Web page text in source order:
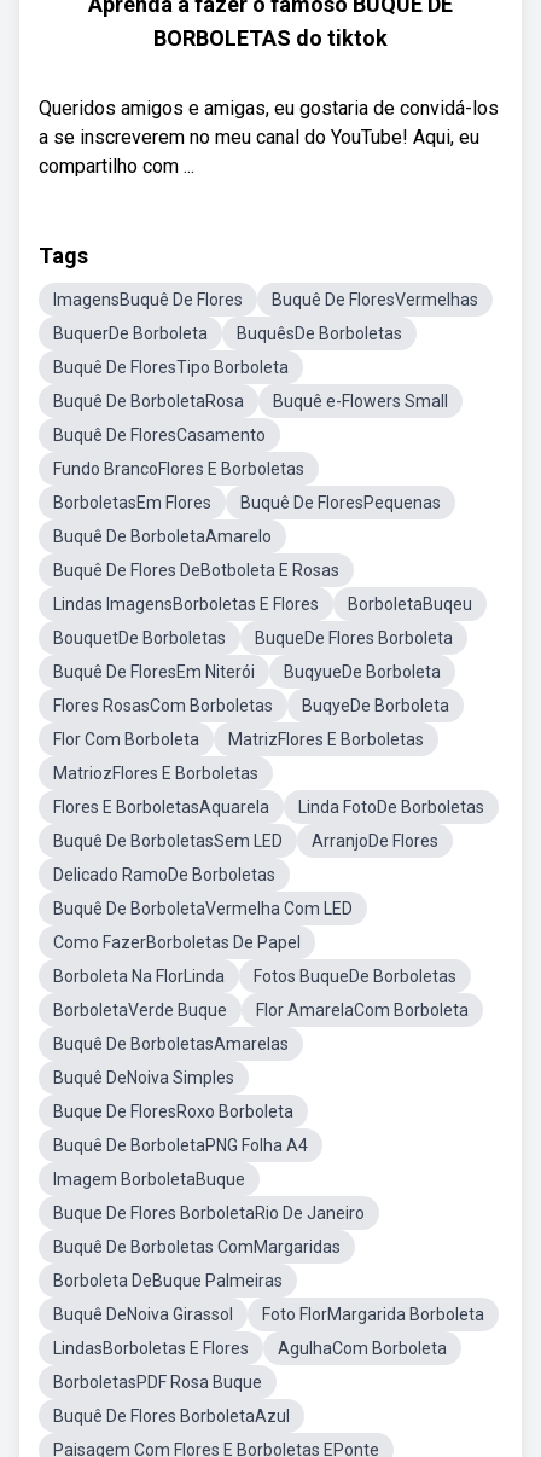
BORBOLETAS do tiktok
Queridos amigos e amigas, eu gostaria de convidá-los
a se inscreverem no meu canal do YouTube! Aqui, eu
compartilho com ...
Tags
ImagensBuquê De Flores
Buquê De FloresVermelhas
BuquerDe Borboleta
BuquêsDe Borboletas
Buquê De FloresTipo Borboleta
Buquê De BorboletaRosa
Buquê e-Flowers Small
Buquê De FloresCasamento
Fundo BrancoFlores E Borboletas
BorboletasEm Flores
Buquê De FloresPequenas
Buquê De BorboletaAmarelo
Buquê De Flores DeBotboleta E Rosas
Lindas ImagensBorboletas E Flores
BorboletaBuqeu
BouquetDe Borboletas
BuqueDe Flores Borboleta
Buquê De FloresEm Niterói
BuqyueDe Borboleta
Flores RosasCom Borboletas
BuqyeDe Borboleta
Flor Com Borboleta
MatrizFlores E Borboletas
MatriozFlores E Borboletas
Flores E BorboletasAquarela
Linda FotoDe Borboletas
Buquê De BorboletasSem LED
ArranjoDe Flores
Delicado RamoDe Borboletas
Buquê De BorboletaVermelha Com LED
Como FazerBorboletas De Papel
Borboleta Na FlorLinda
Fotos BuqueDe Borboletas
BorboletaVerde Buque
Flor AmarelaCom Borboleta
Buquê De BorboletasAmarelas
Buquê DeNoiva Simples
Buque De FloresRoxo Borboleta
Buquê De BorboletaPNG Folha A4
Imagem BorboletaBuque
Buque De Flores BorboletaRio De Janeiro
Buquê De Borboletas ComMargaridas
Borboleta DeBuque Palmeiras
Buquê DeNoiva Girassol
Foto FlorMargarida Borboleta
LindasBorboletas E Flores
AgulhaCom Borboleta
BorboletasPDF Rosa Buque
Buquê De Flores BorboletaAzul
Paisagem Com Flores E Borboletas EPonte